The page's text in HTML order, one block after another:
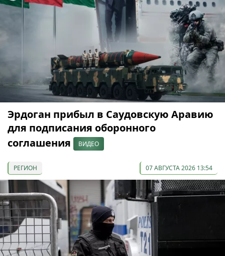
Эрдоган прибыл в Саудовскую Аравию
для подписания оборонного
соглашения
ВИДЕО
РЕГИОН 07 АВГУСТА 2026 13:54